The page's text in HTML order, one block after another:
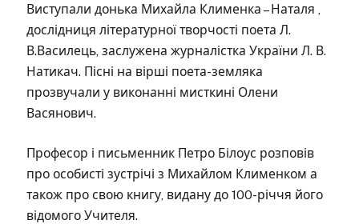
Виступали донька Михайла Клименка – Наталя ,
дослідниця літературної творчості поета Л.
В.Василець, заслужена журналістка України Л. В.
Натикач. Пісні на вірші поета-земляка
прозвучали у виконанні мисткині Олени
Васянович.
Професор і письменник Петро Білоус розповів
про особисті зустрічі з Михайлом Клименком а
також про свою книгу, видану до 100-річчя його
відомого Учителя.